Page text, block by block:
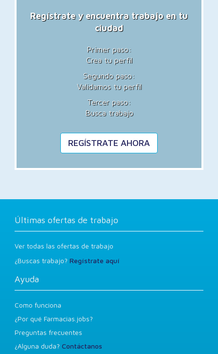
Regístrate y encuentra trabajo en tu
ciudad
Primer paso:
Crea tu perfil
Segundo paso:
Validamos tu perfil
Tercer paso:
Busca trabajo
REGÍSTRATE AHORA
Últimas ofertas de trabajo
Ver todas las ofertas de trabajo
¿Buscas trabajo? Regístrate aquí
Ayuda
Como funciona
¿Por qué Farmacias.jobs?
Preguntas frecuentes
¿Alguna duda? Contáctanos